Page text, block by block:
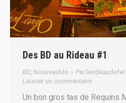
Des BD au Rideau #1
BD, Nouveautés Par lerideaudefer
Laisser un commentaire
Un bon gros tas de Requins